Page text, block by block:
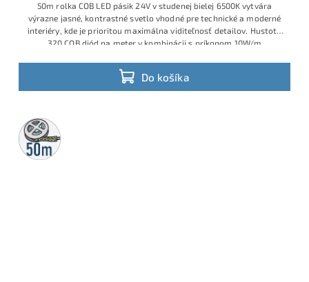
Do košíka
50m rolka COB LED pásik 24V v studenej bielej 6500K vytvára
výrazne jasné, kontrastné svetlo vhodné pre technické a moderné
interiéry, kde je prioritou maximálna viditeľnosť detailov. Hustota
320 COB diód na meter v kombinácii s príkonom 10W/m
odleskov, vhodnú do profilov, podhľadov a dizajnových líniových
svietidiel.
50m
rolka